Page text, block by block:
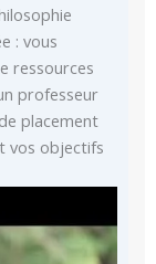
: vous
ressources
professeur
placement
vos objectifs